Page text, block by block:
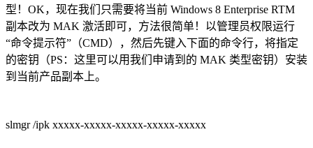
型！OK，现在我们只需要将当前 Windows 8 Enterprise RTM
副本改为 MAK 激活即可，方法很简单！以管理员权限运行
“命令提示符”（CMD），然后先键入下面的命令行，将指定
的密钥（PS：这里可以用我们申请到的 MAK 类型密钥）安装
到当前产品副本上。
slmgr /ipk xxxxx-xxxxx-xxxxx-xxxxx-xxxxx